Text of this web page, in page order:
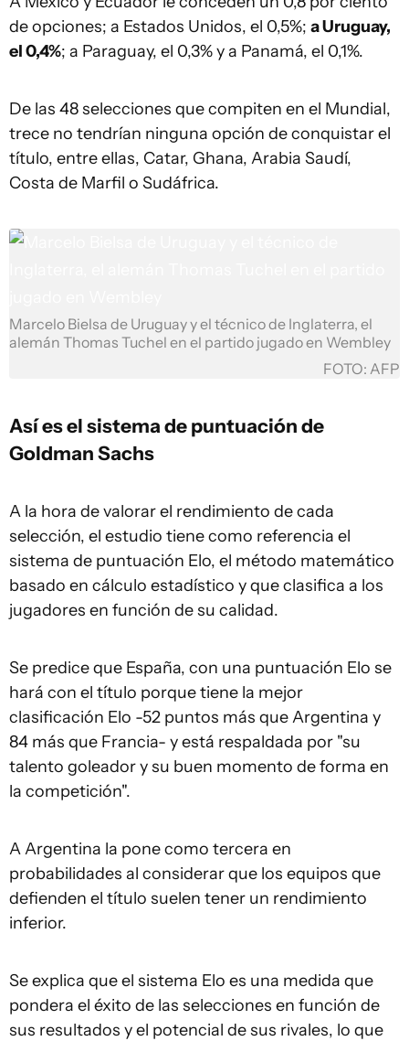
de opciones; a Estados Unidos, el 0,5%; a Uruguay,
el 0,4%; a Paraguay, el 0,3% y a Panamá, el 0,1%.
De las 48 selecciones que compiten en el Mundial,
trece no tendrían ninguna opción de conquistar el
título, entre ellas, Catar, Ghana, Arabia Saudí,
Costa de Marfil o Sudáfrica.
Marcelo Bielsa de Uruguay y el técnico de Inglaterra, el
alemán Thomas Tuchel en el partido jugado en Wembley
FOTO: AFP
Así es el sistema de puntuación de
Goldman Sachs
A la hora de valorar el rendimiento de cada
selección, el estudio tiene como referencia el
sistema de puntuación Elo, el método matemático
basado en cálculo estadístico y que clasifica a los
jugadores en función de su calidad.
Se predice que España, con una puntuación Elo se
hará con el título porque tiene la mejor
clasificación Elo -52 puntos más que Argentina y
84 más que Francia- y está respaldada por "su
talento goleador y su buen momento de forma en
la competición".
A Argentina la pone como tercera en
probabilidades al considerar que los equipos que
defienden el título suelen tener un rendimiento
inferior.
Se explica que el sistema Elo es una medida que
pondera el éxito de las selecciones en función de
sus resultados y el potencial de sus rivales, lo que